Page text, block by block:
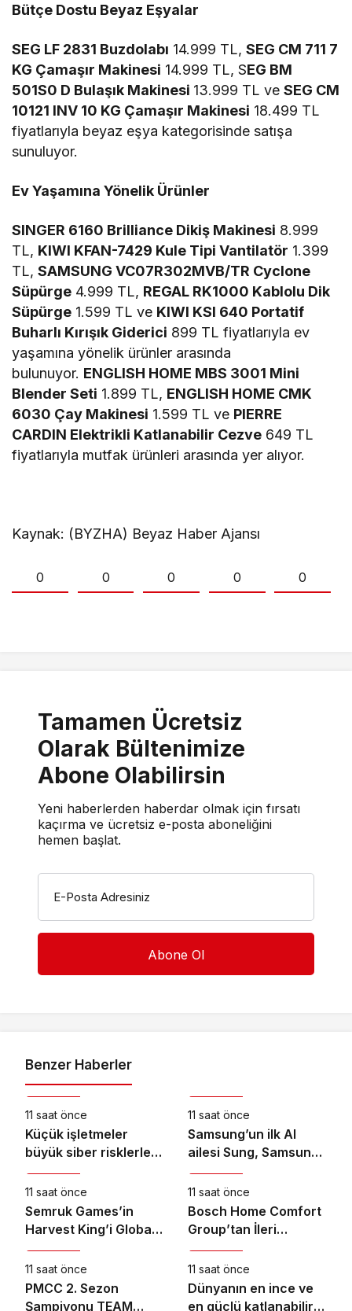
Bütçe Dostu Beyaz Eşyalar
SEG LF 2831 Buzdolabı 14.999 TL,SEG CM 711 7
KG Çamaşır Makinesi 14.999 TL, SEG BM
501S0 D Bulaşık Makinesi 13.999 TL veSEG CM
10121 INV 10 KG Çamaşır Makinesi 18.499 TL
fiyatlarıyla beyaz eşya kategorisinde satışa
sunuluyor.
Ev Yaşamına Yönelik Ürünler
SINGER 6160 Brilliance Dikiş Makinesi 8.999
TL, KIWI KFAN-7429 Kule Tipi Vantilatör 1.399
TL,SAMSUNG VC07R302MVB/TR Cyclone
Süpürge 4.999 TL, REGAL RK1000 Kablolu Dik
Süpürge 1.599 TL ve KIWI KSI 640 Portatif
Buharlı Kırışık Giderici 899 TL fiyatlarıyla ev
yaşamına yönelik ürünler arasında
bulunuyor. ENGLISH HOME MBS 3001 Mini
Blender Seti 1.899 TL, ENGLISH HOME CMK
6030 Çay Makinesi 1.599 TL ve PIERRE
CARDIN Elektrikli Katlanabilir Cezve 649 TL
fiyatlarıyla mutfak ürünleri arasında yer alıyor.
Kaynak: (BYZHA) Beyaz Haber Ajansı
0 0 0 0 0
Tamamen Ücretsiz
Olarak Bültenimize
Abone Olabilirsin
Yeni haberlerden haberdar olmak için fırsatı
kaçırma ve ücretsiz e-posta aboneliğini
hemen başlat.
E-Posta Adresiniz
Benzer Haberler
Teknoloji
11 saat önce
Küçük işletmeler
büyük siber risklerle
karşı karşıya
11 saat önce
Samsung’un ilk AI
ailesi Sung, Samsung
akıllı yaşam
deneyimini ekranlara
taşıyor
11 saat önce
Semruk Games’in
Harvest King’i Global
Pazarda Oyuncularla
Buluştu!
11 saat önce
Bosch Home Comfort
Group’tan İleri
Teknoloji Hava
Temizleme Cihazları
11 saat önce
PMCC 2. Sezon
Şampiyonu TEAM
11 saat önce
Dünyanın en ince ve
en güçlü katlanabilir